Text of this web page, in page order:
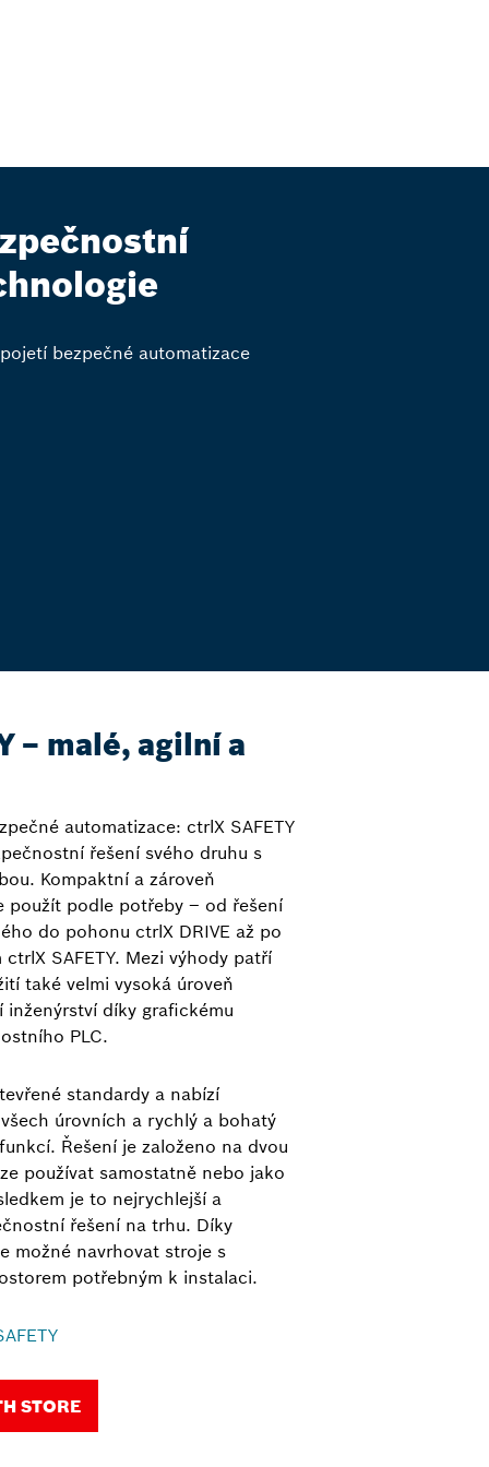
bezpečné automatizace
– malé, agilní a
automatizace: ctrlX SAFETY
řešení svého druhu s
Kompaktní a zároveň
použít podle potřeby – od řešení
do pohonu ctrlX DRIVE až po
SAFETY. Mezi výhody patří
také velmi vysoká úroveň
díky grafickému
PLC.
standardy a nabízí
úrovních a rychlý a bohatý
Řešení je založeno na dvou
používat samostatně nebo jako
je to nejrychlejší a
řešení na trhu. Díky
možné navrhovat stroje s
potřebným k instalaci.
STORE